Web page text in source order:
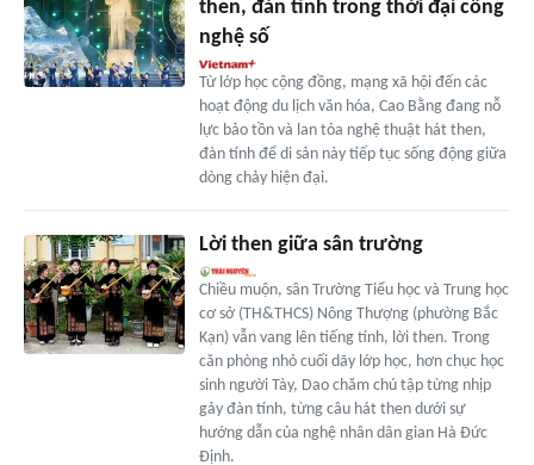
then, đàn tính trong thời đại công
nghệ số
Từ lớp học cộng đồng, mạng xã hội đến các
hoạt động du lịch văn hóa, Cao Bằng đang nỗ
lực bảo tồn và lan tỏa nghệ thuật hát then,
đàn tính để di sản này tiếp tục sống động giữa
dòng chảy hiện đại.
Lời then giữa sân trường
Chiều muộn, sân Trường Tiểu học và Trung học
cơ sở (TH&THCS) Nông Thượng (phường Bắc
Kạn) vẫn vang lên tiếng tính, lời then. Trong
căn phòng nhỏ cuối dãy lớp học, hơn chục học
sinh người Tày, Dao chăm chú tập từng nhịp
gảy đàn tính, từng câu hát then dưới sự
hướng dẫn của nghệ nhân dân gian Hà Đức
Định.